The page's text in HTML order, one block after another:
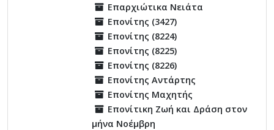
Επαρχιώτικα Νειάτα
Επονίτης (3427)
Επονίτης (8224)
Επονίτης (8225)
Επονίτης (8226)
Επονίτης Αντάρτης
Επονίτης Μαχητής
Επονίτικη Ζωή και Δράση στον
μήνα Νοέμβρη